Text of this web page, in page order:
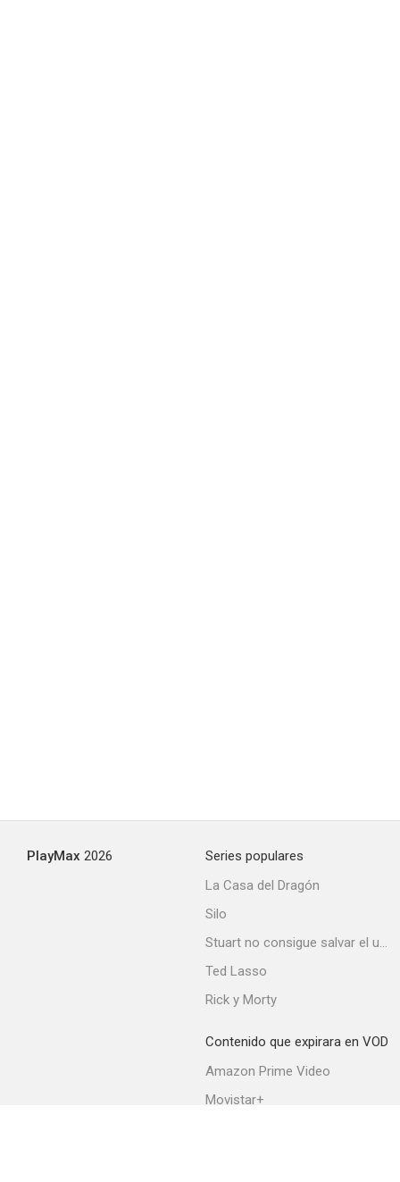
PlayMax 2026
Series populares
La Casa del Dragón
Silo
Stuart no consigue salvar el universo
Ted Lasso
Rick y Morty
Contenido que expirara en VOD
Amazon Prime Video
Movistar+